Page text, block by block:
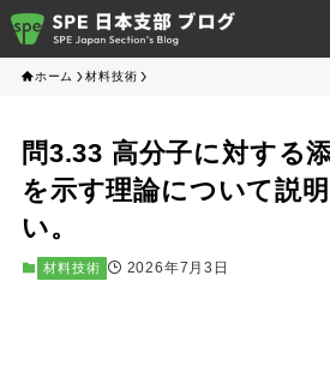
ホーム 材料技術
問3.33 高分子に対する
を示す理論について説
い。
材料技術 2026年7月3日